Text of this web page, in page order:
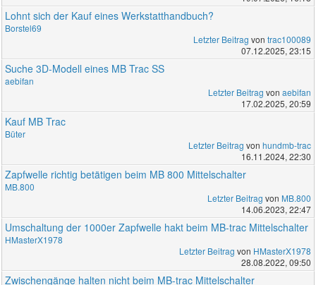
Lohnt sich der Kauf eines Werkstatthandbuch?
Borstel69
Letzter Beitrag von trac100089
07.12.2025, 23:15
Suche 3D-Modell eines MB Trac SS
aebifan
Letzter Beitrag von aebifan
17.02.2025, 20:59
Kauf MB Trac
Büter
Letzter Beitrag von hundmb-trac
16.11.2024, 22:30
Zapfwelle richtig betätigen beim MB 800 Mittelschalter
MB.800
Letzter Beitrag von MB.800
14.06.2023, 22:47
Umschaltung der 1000er Zapfwelle hakt beim MB-trac Mittelschalter
HMasterX1978
Letzter Beitrag von HMasterX1978
28.08.2022, 09:50
Zwischengänge halten nicht beim MB-trac Mittelschalter